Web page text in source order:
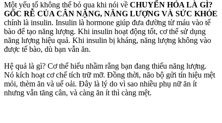
Một yếu tố không thể bỏ qua khi nói về CHUYỂN HÓA LÀ GÌ?
GỐC RỄ CỦA CÂN NẶNG, NĂNG LƯỢNG VÀ SỨC KHỎE
chính là insulin. Insulin là hormone giúp đưa đường từ máu vào tế
bào để tạo năng lượng. Khi insulin hoạt động tốt, cơ thể sử dụng
năng lượng hiệu quả. Khi insulin bị kháng, năng lượng không vào
được tế bào, dù bạn vẫn ăn.
Hệ quả là gì? Cơ thể hiểu nhầm rằng bạn đang thiếu năng lượng.
Nó kích hoạt cơ chế tích trữ mỡ. Đồng thời, não bộ gửi tín hiệu mệt
mỏi, thèm ăn và uể oải. Đây là lý do vì sao nhiều phụ nữ ăn ít
nhưng vẫn tăng cân, và càng ăn ít thì càng mệt.